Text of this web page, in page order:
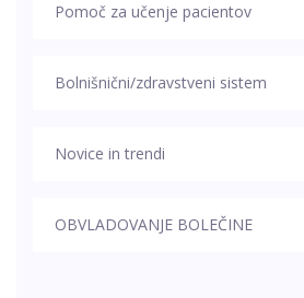
Pomoč za učenje pacientov
Bolnišnični/zdravstveni sistem
Novice in trendi
OBVLADOVANJE BOLEČINE